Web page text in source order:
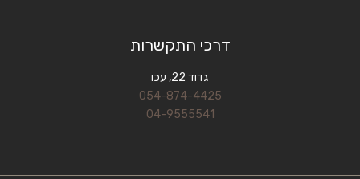
דרכי התקשרות
גדוד 22, עכו
054-874-4425
04-9555541